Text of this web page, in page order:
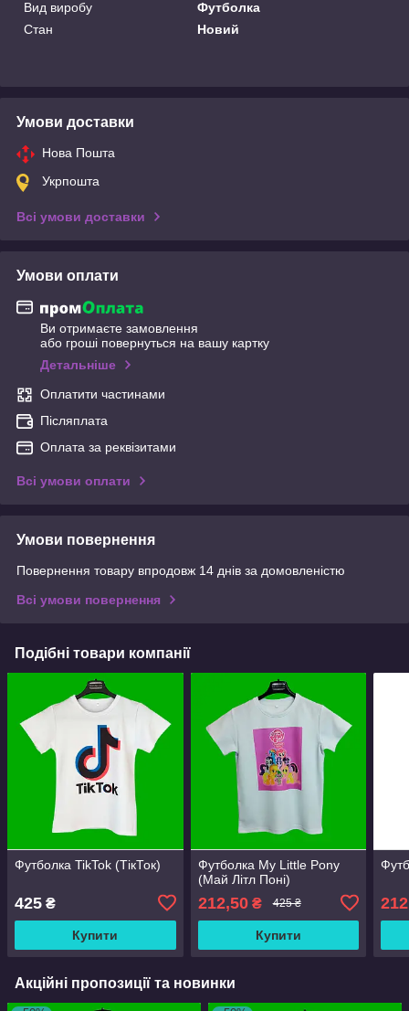
Вид виробу
Футболка
Стан
Новий
Умови доставки
Нова Пошта
Укрпошта
Всі умови доставки
Умови оплати
Ви отримаєте замовлення
або гроші повернуться на вашу картку
Детальніше
Оплатити частинами
Післяплата
Оплата за реквізитами
Всі умови оплати
Умови повернення
Повернення товару впродовж 14 днів за домовленістю
Всі умови повернення
Подібні товари компанії
Футболка TikTok (ТікТок)
425 ₴
Купити
Футболка My Little Pony
(Май Літл Поні)
212,50₴ 425 ₴
Купити
Акційні пропозиції та новинки